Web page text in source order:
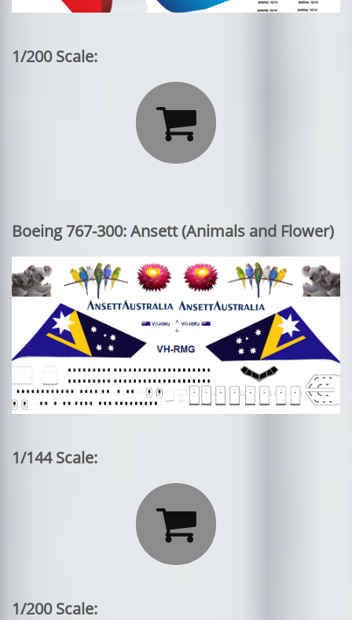
1/200 Scale:

Boeing 767-300: Ansett (Animals and Flower)
1/144 Scale:

1/200 Scale: